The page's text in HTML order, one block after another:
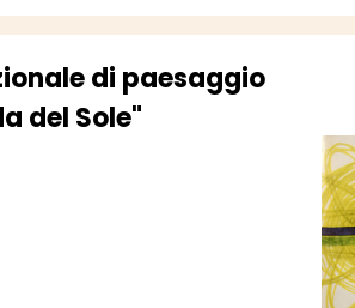
di paesaggio
del Sole"